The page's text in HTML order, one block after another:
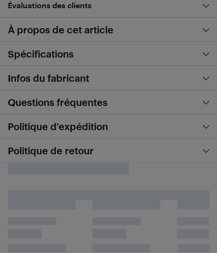
Évaluations des clients
À propos de cet article
Spécifications
Infos du fabricant
Questions fréquentes
Politique d’expédition
Politique de retour